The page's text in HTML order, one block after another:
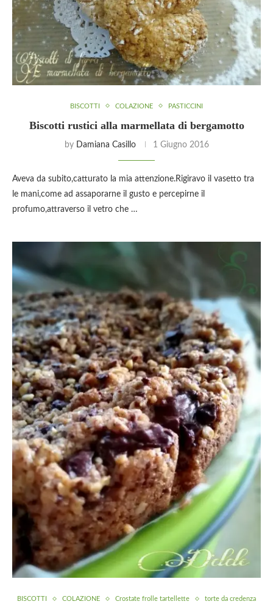
BISCOTTI COLAZIONE PASTICCINI
Biscotti rustici alla marmellata di bergamotto
by Damiana Casillo 1 Giugno 2016
Aveva da subito,catturato la mia attenzione.Rigiravo il vasetto tra
le mani,come ad assaporarne il gusto e percepirne il
profumo,attraverso il vetro che …
BISCOTTI COLAZIONE Crostate frolle tartellette torte da credenza